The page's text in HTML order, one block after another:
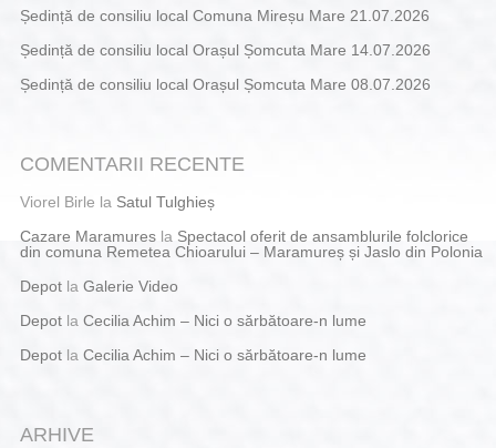
Ședință de consiliu local Comuna Mireșu Mare 21.07.2026
Ședință de consiliu local Orașul Șomcuta Mare 14.07.2026
Ședință de consiliu local Orașul Șomcuta Mare 08.07.2026
COMENTARII RECENTE
Viorel Birle la Satul Tulghieș
Cazare Maramuresla Spectacol oferit de ansamblurile folclorice
din comuna Remetea Chioarului – Maramureș și Jaslo din Polonia
Depotla Galerie Video
Depotla Cecilia Achim – Nici o sărbătoare-n lume
Depotla Cecilia Achim – Nici o sărbătoare-n lume
ARHIVE